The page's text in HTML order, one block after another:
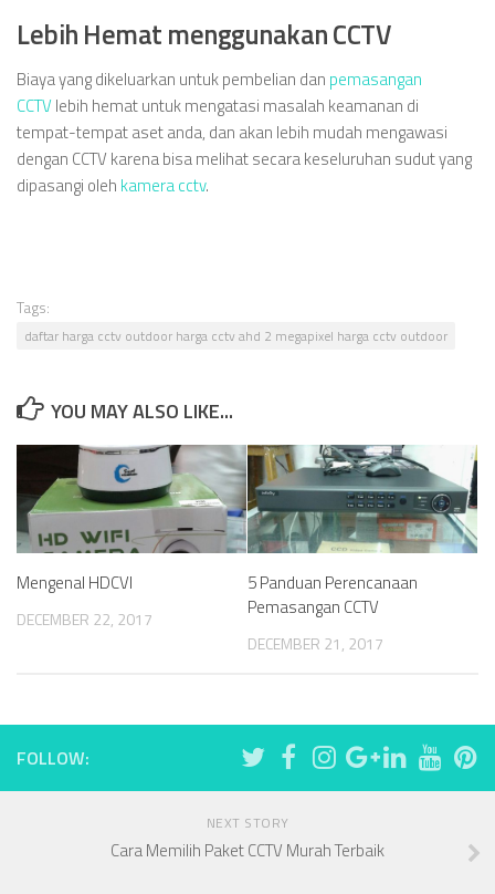
Lebih Hemat menggunakan CCTV
Biaya yang dikeluarkan untuk pembelian dan pemasangan
CCTVlebih hemat untuk mengatasi masalah keamanan di
tempat-tempat aset anda, dan akan lebih mudah mengawasi
dengan CCTV karena bisa melihat secara keseluruhan sudut yang
dipasangi oleh kamera cctv.
Tags:
daftar harga cctv outdoor harga cctv ahd 2 megapixel harga cctv outdoor
YOU MAY ALSO LIKE...
Mengenal HDCVI
DECEMBER 22, 2017
5 Panduan Perencanaan
Pemasangan CCTV
DECEMBER 21, 2017
FOLLOW:
NEXT STORY
Cara Memilih Paket CCTV Murah Terbaik